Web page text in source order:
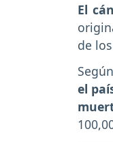
El
de
el